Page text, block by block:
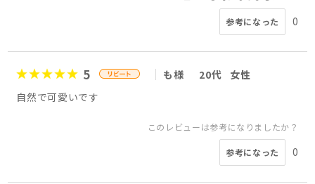
参考になった 0
5 も様 20代
女性
自然で可愛いです
このレビューは参考になりましたか？
参考になった 0